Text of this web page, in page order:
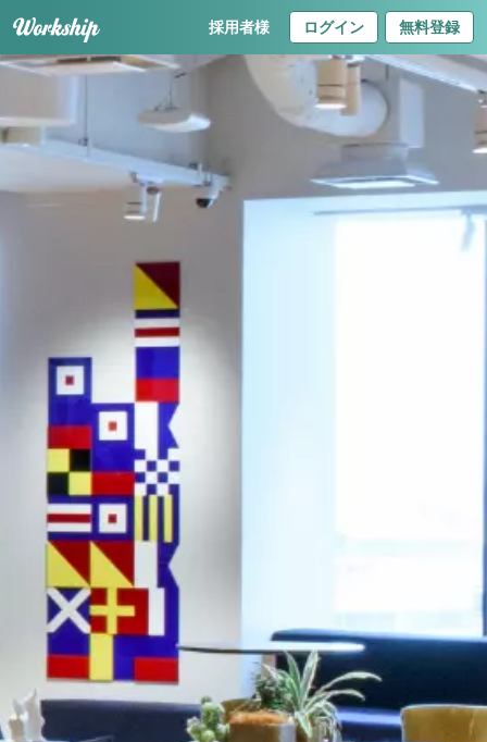
採用者様 ログイン 無料登録